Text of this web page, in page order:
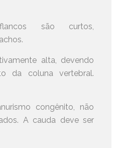
são curtos,
alta, devendo
da coluna vertebral.
congênito, não
A cauda deve ser